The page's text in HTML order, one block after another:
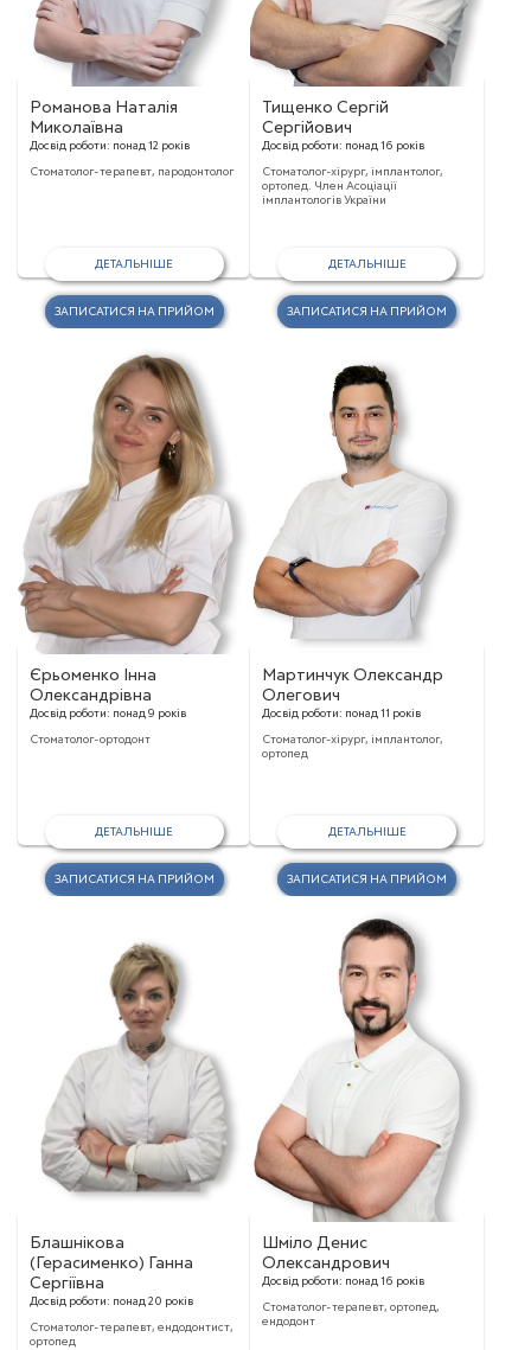
Романова Наталія
Миколаївна
Досвід роботи: понад 12 років
Стоматолог-терапевт, пародонтолог
ДЕТАЛЬНІШЕ
ЗАПИСАТИСЯ НА ПРИЙОМ
Тищенко Сергій
Сергійович
Досвід роботи: понад 16 років
Стоматолог-хірург, імплантолог,
ортопед. Член Асоціації
імплантологів України
ДЕТАЛЬНІШЕ
ЗАПИСАТИСЯ НА ПРИЙОМ
Єрьоменко Інна
Олександрівна
Досвід роботи: понад 9 років
Стоматолог-ортодонт
ДЕТАЛЬНІШЕ
ЗАПИСАТИСЯ НА ПРИЙОМ
Мартинчук Олександр
Олегович
Досвід роботи: понад 11 років
Стоматолог-хірург, імплантолог,
ортопед
ДЕТАЛЬНІШЕ
ЗАПИСАТИСЯ НА ПРИЙОМ
Блашнікова
(Герасименко) Ганна
Сергіївна
Досвід роботи: понад 20 років
Стоматолог-терапевт, ендодонтист,
ортопед
Шміло Денис
Олександрович
Досвід роботи: понад 16 років
Стоматолог-терапевт, ортопед,
ендодонт